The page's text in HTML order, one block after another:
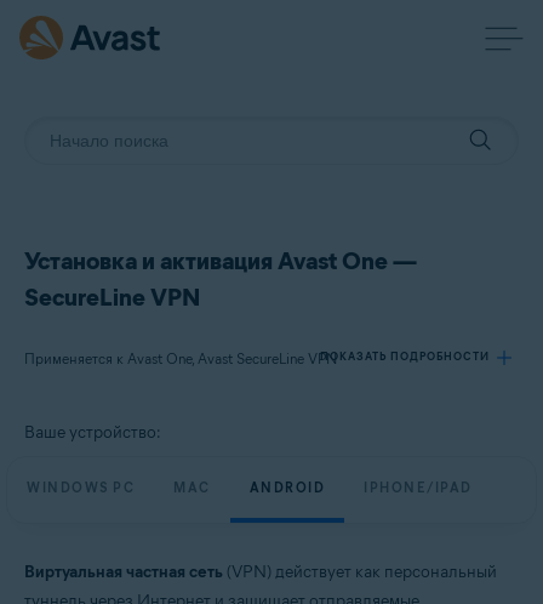
Установка и активация Avast One —
SecureLine VPN
Применяется к Avast One, Avast SecureLine VPNПОКАЗАТЬ ПОДРОБНОСТИ
Avast One
Ваше устройство:
WINDOWS PC MAC ANDROID IPHONE/IPAD
Виртуальная частная сеть (VPN) действует как персональный